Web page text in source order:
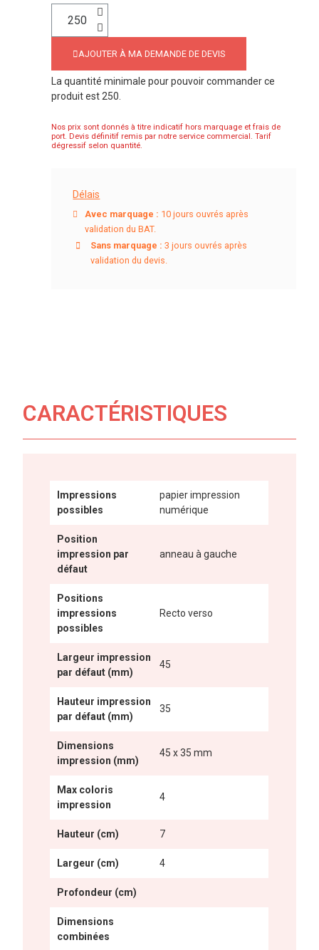
AJOUTER À MA DEMANDE DE DEVIS
La quantité minimale pour pouvoir commander ce
produit est 250.
Nos prix sont donnés à titre indicatif hors marquage et frais de
port. Devis définitif remis par notre service commercial. Tarif
dégressif selon quantité.
Délais
Avec marquage : 10 jours ouvrés après
validation du BAT.
Sans marquage : 3 jours ouvrés après
validation du devis.
CARACTÉRISTIQUES
Impressions
possibles
papier impression
numérique
Position
impression par
défaut
anneau à gauche
Positions
impressions
possibles
Recto verso
Largeur impression
par défaut (mm)
45
Hauteur impression
par défaut (mm)
35
Dimensions
impression (mm)
45 x 35 mm
Max coloris
impression
4
Hauteur (cm) 7
Largeur (cm) 4
Profondeur (cm)
Dimensions
combinées